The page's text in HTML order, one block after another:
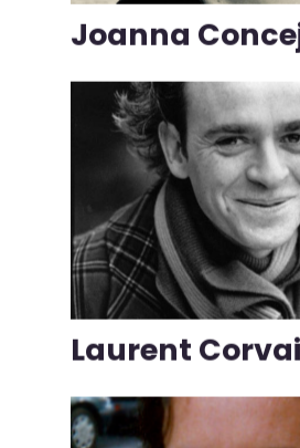
Joanna
Laurent